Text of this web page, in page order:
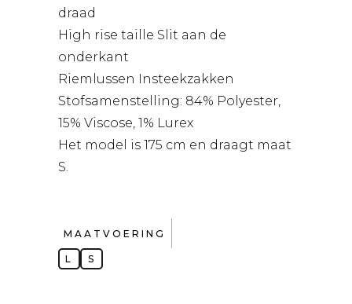
draad
High rise taille Slit aan de
onderkant
Riemlussen Insteekzakken
Stofsamenstelling: 84% Polyester,
15% Viscose, 1% Lurex
Het model is 175 cm en draagt maat
S.
MAATVOERING
L S